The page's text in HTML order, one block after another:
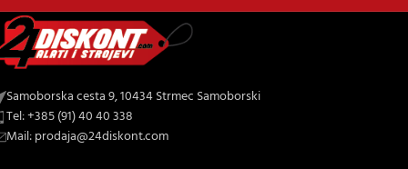
Samoborska cesta 9, 10434 Strmec Samoborski
Tel: +385 (91) 40 40 338
Mail: prodaja@24diskont.com